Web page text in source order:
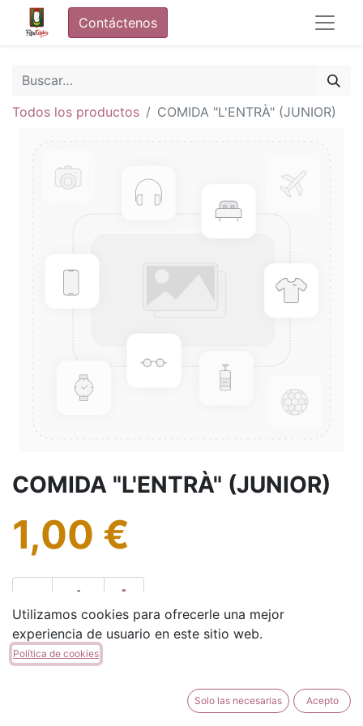
Contáctenos
Todos los productos COMIDA "L'ENTRÀ" (JUNIOR)
COMIDA "L'ENTRÀ" (JUNIOR)
1,00 €
AÑADIR A LA CESTA
Utilizamos cookies para ofrecerle una mejor
experiencia de usuario en este sitio web.
Política de cookies
Solo las necesarias Acepto